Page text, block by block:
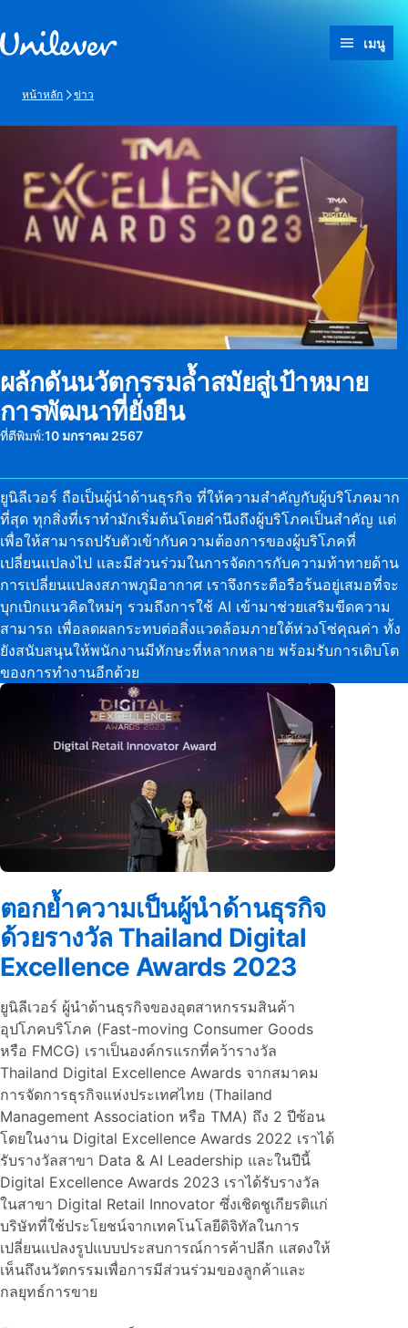
เมนู
หน้าหลัก ข่าว
ผลักดันนวัตกรรมล้ำสมัยสู่เป้าหมาย
การพัฒนาที่ยั่งยืน
ที่ตีพิมพ์:10 มกราคม 2567
ยูนิลีเวอร์ ถือเป็นผู้นำด้านธุรกิจ ที่ให้ความสำคัญกับผู้บริโภคมาก
ที่สุด ทุกสิ่งที่เราทำมักเริ่มต้นโดยคำนึงถึงผู้บริโภคเป็นสำคัญ แต่
เพื่อให้สามารถปรับตัวเข้ากับความต้องการของผู้บริโภคที่
เปลี่ยนแปลงไป และมีส่วนร่วมในการจัดการกับความท้าทายด้าน
การเปลี่ยนแปลงสภาพภูมิอากาศ เราจึงกระตือรือร้นอยู่เสมอที่จะ
บุกเบิกแนวคิดใหม่ๆ รวมถึงการใช้ AI เข้ามาช่วยเสริมขีดความ
สามารถ เพื่อลดผลกระทบต่อสิ่งแวดล้อมภายใต้ห่วงโซ่คุณค่า ทั้ง
ยังสนับสนุนให้พนักงานมีทักษะที่หลากหลาย พร้อมรับการเติบโต
ของการทำงานอีกด้วย
ตอกย้ำความเป็นผู้นำด้านธุรกิจ
ด้วยรางวัล Thailand Digital
Excellence Awards 2023
ยูนิลีเวอร์ ผู้นำด้านธุรกิจของอุตสาหกรรมสินค้า
อุปโภคบริโภค (Fast-moving Consumer Goods
หรือ FMCG) เราเป็นองค์กรแรกที่คว้ารางวัล
Thailand Digital Excellence Awards จากสมาคม
การจัดการธุรกิจแห่งประเทศไทย (Thailand
Management Association หรือ TMA) ถึง 2 ปีซ้อน
โดยในงาน Digital Excellence Awards 2022 เราได้
รับรางวัลสาขา Data & AI Leadership และในปีนี้
Digital Excellence Awards 2023 เราได้รับรางวัล
ในสาขา Digital Retail Innovator ซึ่งเชิดชูเกียรติแก่
บริษัทที่ใช้ประโยชน์จากเทคโนโลยีดิจิทัลในการ
เปลี่ยนแปลงรูปแบบประสบการณ์การค้าปลีก แสดงให้
เห็นถึงนวัตกรรมเพื่อการมีส่วนร่วมของลูกค้าและ
กลยุทธ์การขาย